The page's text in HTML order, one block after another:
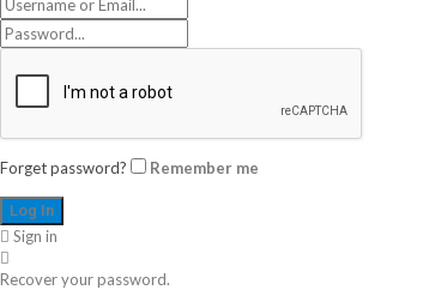
Forget password? Remember me
Sign in
Recover your password.